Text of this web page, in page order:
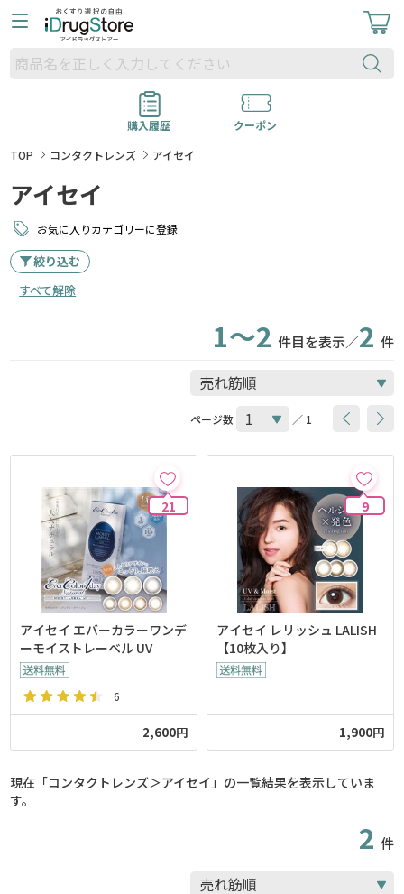
購入履歴
クーポン
TOP
コンタクトレンズ アイセイ
アイセイ
お気に入りカテゴリーに登録
絞り込む
すべて解除
1～2 件目を表示／2 件
ページ数 ／ 1
21
アイセイ エバーカラーワンデ
ーモイストレーベル UV
6
2,600円
9
アイセイ レリッシュ LALISH
【10枚入り】
1,900円
現在「コンタクトレンズ＞アイセイ」の一覧結果を表示していま
す。
2 件